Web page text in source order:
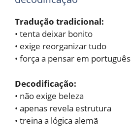
Tradução tradicional:
• tenta deixar bonito
• exige reorganizar tudo
• força a pensar em português
Decodificação:
• não exige beleza
• apenas revela estrutura
• treina a lógica alemã